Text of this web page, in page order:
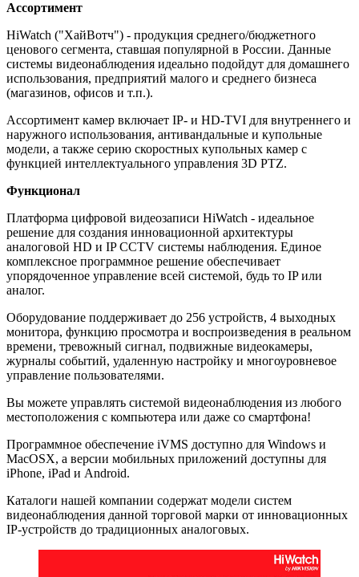
Ассортимент
HiWatch ("ХайВотч") - продукция среднего/бюджетного
ценового сегмента, ставшая популярной в России. Данные
системы видеонаблюдения идеально подойдут для домашнего
использования, предприятий малого и среднего бизнеса
(магазинов, офисов и т.п.).
Ассортимент камер включает IP- и HD-TVI для внутреннего и
наружного использования, антивандальные и купольные
модели, а также серию скоростных купольных камер с
функцией интеллектуального управления 3D PTZ.
Функционал
Платформа цифровой видеозаписи HiWatch - идеальное
решение для создания инновационной архитектуры
аналоговой HD и IP CCTV системы наблюдения. Единое
комплексное программное решение обеспечивает
упорядоченное управление всей системой, будь то IP или
аналог.
Оборудование поддерживает до 256 устройств, 4 выходных
монитора, функцию просмотра и воспроизведения в реальном
времени, тревожный сигнал, подвижные видеокамеры,
журналы событий, удаленную настройку и многоуровневое
управление пользователями.
Вы можете управлять системой видеонаблюдения из любого
местоположения с компьютера или даже со смартфона!
Программное обеспечение iVMS доступно для Windows и
MacOSX, а версии мобильных приложений доступны для
iPhone, iPad и Android.
Каталоги нашей компании содержат модели систем
видеонаблюдения данной торговой марки от инновационных
IP-устройств до традиционных аналоговых.